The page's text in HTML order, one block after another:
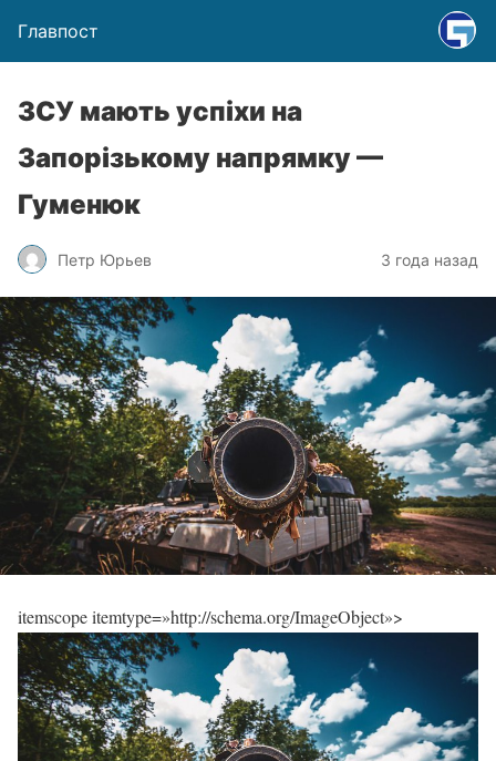
Главпост
ЗСУ мають успіхи на
Запорізькому напрямку —
Гуменюк
Петр Юрьев 3 года назад
itemscope itemtype=»http://schema.org/ImageObject»>